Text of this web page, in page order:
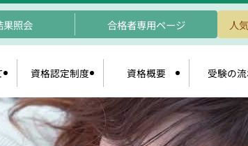
果照会 合格者専用ページ 人
資格認定制度 資格概要 受験の